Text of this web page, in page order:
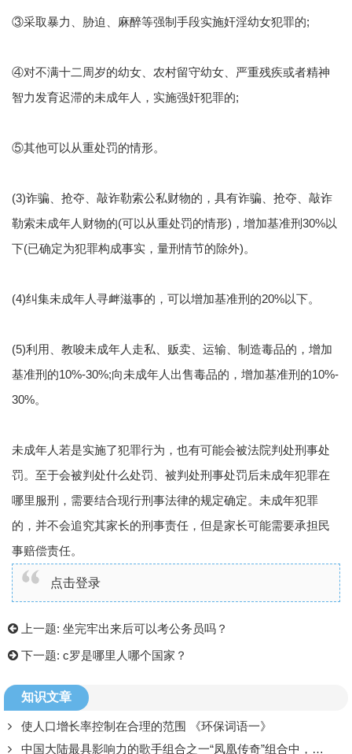
③采取暴力、胁迫、麻醉等强制手段实施奸淫幼女犯罪的;
④对不满十二周岁的幼女、农村留守幼女、严重残疾或者精神
智力发育迟滞的未成年人，实施强奸犯罪的;
⑤其他可以从重处罚的情形。
(3)诈骗、抢夺、敲诈勒索公私财物的，具有诈骗、抢夺、敲诈
勒索未成年人财物的(可以从重处罚的情形)，增加基准刑30%以
下(已确定为犯罪构成事实，量刑情节的除外)。
(4)纠集未成年人寻衅滋事的，可以增加基准刑的20%以下。
(5)利用、教唆未成年人走私、贩卖、运输、制造毒品的，增加
基准刑的10%-30%;向未成年人出售毒品的，增加基准刑的10%-
30%。
未成年人若是实施了犯罪行为，也有可能会被法院判处刑事处
罚。至于会被判处什么处罚、被判处刑事处罚后未成年犯罪在
哪里服刑，需要结合现行刑事法律的规定确定。未成年犯罪
的，并不会追究其家长的刑事责任，但是家长可能需要承担民
事赔偿责任。
点击登录
上一题: 坐完牢出来后可以考公务员吗？
下一题: c罗是哪里人哪个国家？
知识文章
使人口增长率控制在合理的范围 《环保词语一》
中国大陆最具影响力的歌手组合之一“凤凰传奇”组合中，蒙古族女主唱叫什么名字？